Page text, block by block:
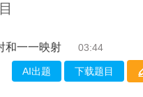
和一一映射 03:44
AI出题 下载题目